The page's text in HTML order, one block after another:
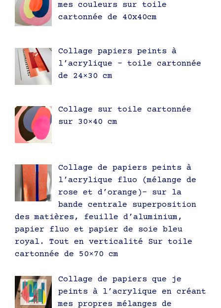
mes couleurs sur toile
cartonnée de 40x40cm
Collage papiers peints à
l’acrylique – toile cartonnée
de 24×30 cm
Collage sur toile cartonnée
sur 30×40 cm
Collage de papiers peints à
l’acrylique fluo (mélange de
rose et d’orange)- sur la
bande centrale superposition
des matières, feuille d’aluminium,
papier fluo et papier de soie bleu
royal. Tout en verticalité Sur toile
cartonnée de 50×70 cm
Collage de papiers que je
peints à l’acrylique en créant
mes propres mélanges de